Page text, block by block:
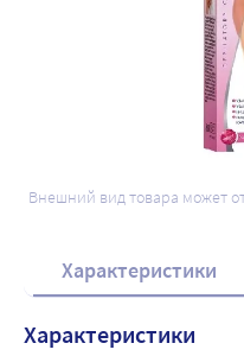
Внешний вид товара может
Характеристики
Характеристики